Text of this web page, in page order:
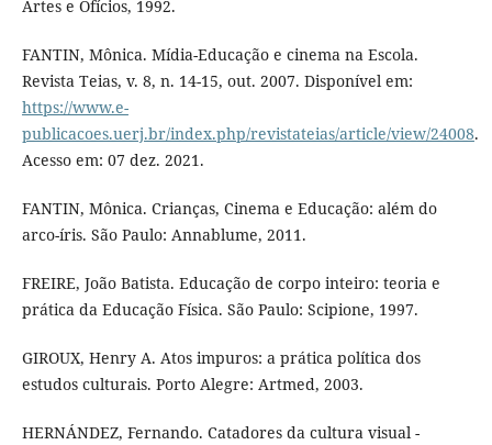
Artes e Ofícios, 1992.
FANTIN, Mônica. Mídia-Educação e cinema na Escola.
Revista Teias, v. 8, n. 14-15, out. 2007. Disponível em:
https://www.e-
publicacoes.uerj.br/index.php/revistateias/article/view/24008.
Acesso em: 07 dez. 2021.
FANTIN, Mônica. Crianças, Cinema e Educação: além do
arco-íris. São Paulo: Annablume, 2011.
FREIRE, João Batista. Educação de corpo inteiro: teoria e
prática da Educação Física. São Paulo: Scipione, 1997.
GIROUX, Henry A. Atos impuros: a prática política dos
estudos culturais. Porto Alegre: Artmed, 2003.
HERNÁNDEZ, Fernando. Catadores da cultura visual -